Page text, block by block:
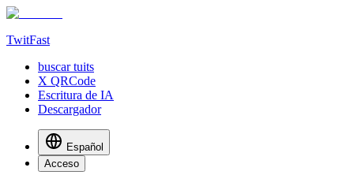
TwitFast
buscar tuits
X QRCode
Escritura de IA
Descargador
Español
Acceso